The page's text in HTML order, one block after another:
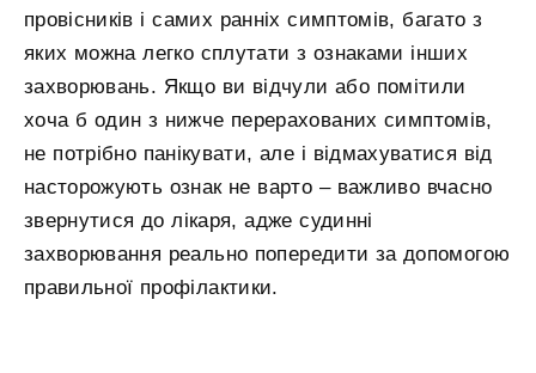
провісників і самих ранніх симптомів, багато з
яких можна легко сплутати з ознаками інших
захворювань. Якщо ви відчули або помітили
хоча б один з нижче перерахованих симптомів,
не потрібно панікувати, але і відмахуватися від
насторожують ознак не варто – важливо вчасно
звернутися до лікаря, адже судинні
захворювання реально попередити за допомогою
правильної профілактики.